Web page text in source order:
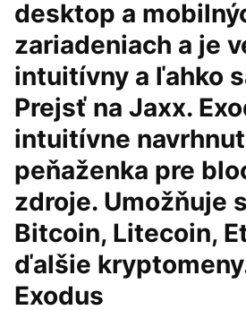
desktop a
zariadeniach a je
intuitívny a ľahko
Prejsť na Jaxx.
intuitívne
peňaženka pre
zdroje. Umožňuje
Bitcoin, Litecoin,
ďalšie
Exodus